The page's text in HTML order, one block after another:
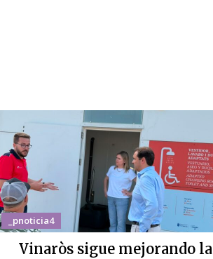
_pnoticia4
Vinaròs sigue mejorando la